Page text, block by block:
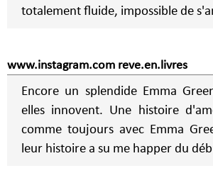
totalement fluide, impossible de
www.instagram.com reve.en.livres
Encore un splendide Emma
elles innovent. Une histoire
comme toujours avec Emma
leur histoire a su me happer du